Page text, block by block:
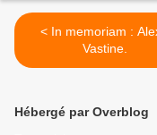
< In memoriam : Alexis
Vastine.
Hébergé par Overblog